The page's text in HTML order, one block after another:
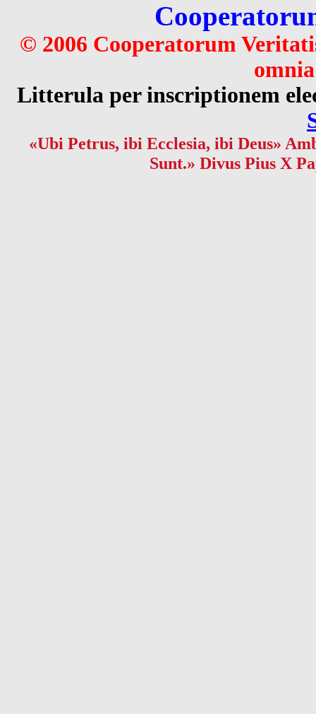
© 2006 Cooperatorum
Litterula per inscriptionem
«Ubi Petrus, ibi Ecclesia, ibi Deus»
Sunt.» Divus Pius X